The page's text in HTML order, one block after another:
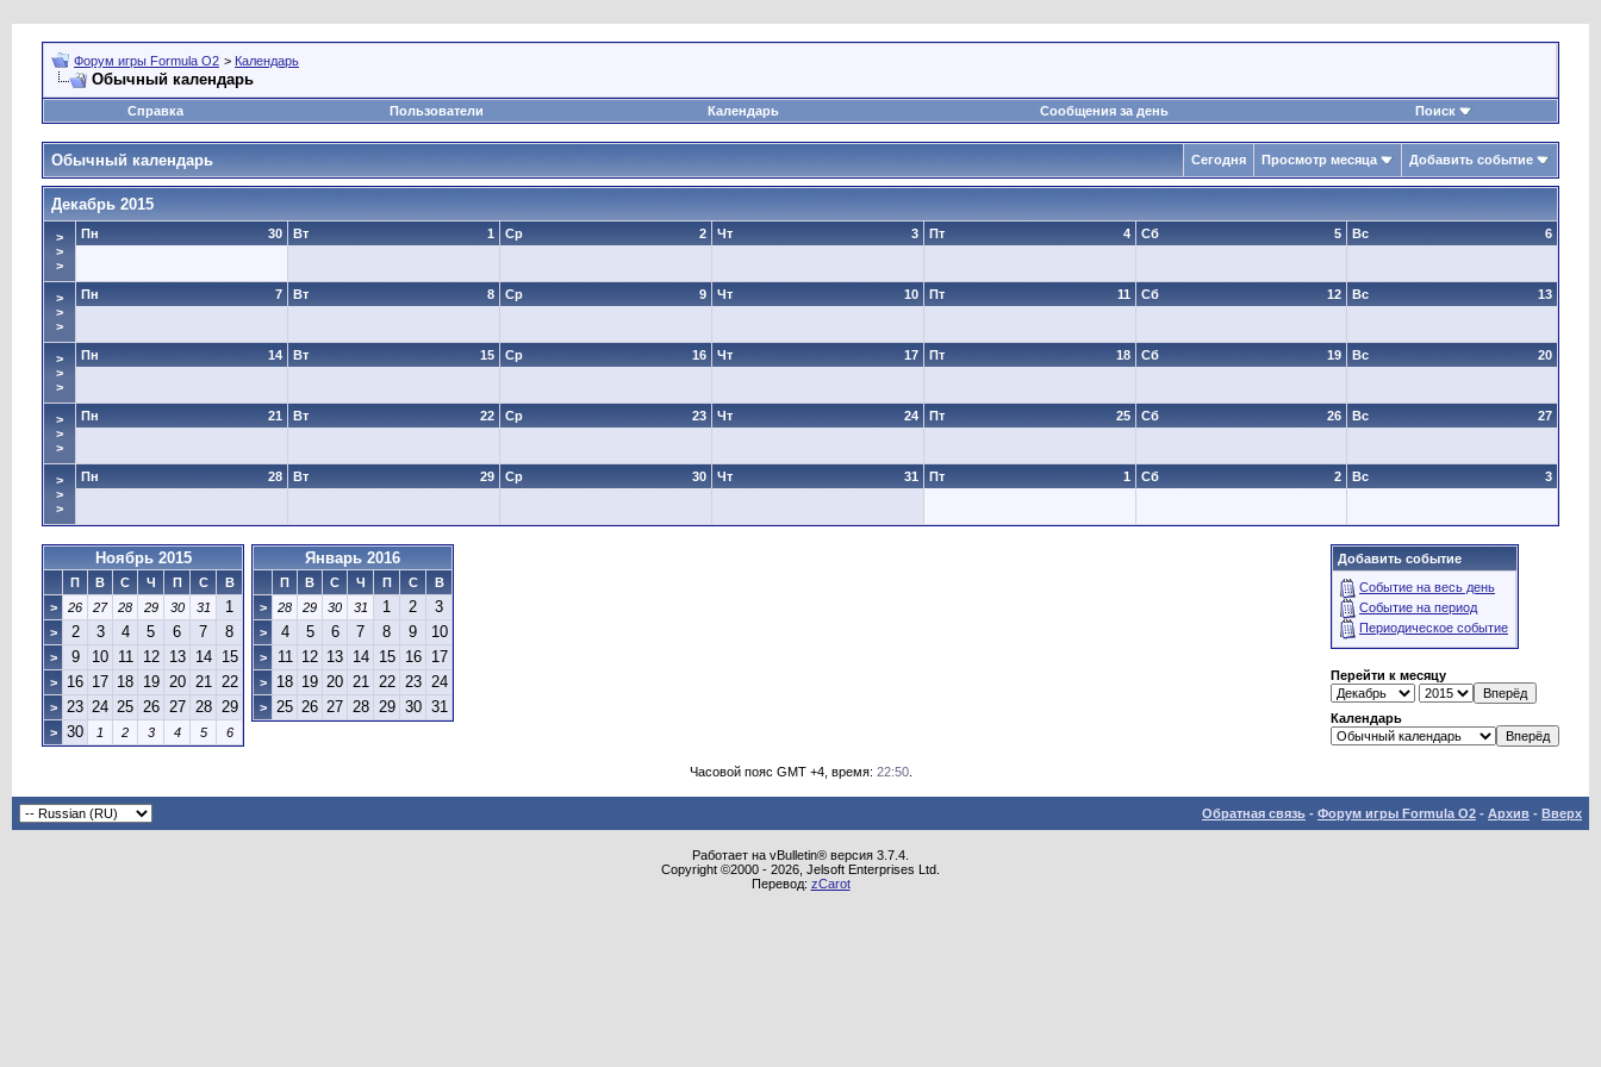
Форум игры Formula O2 > Календарь
Обычный календарь
Справка Пользователи Календарь Сообщения за день Поиск
Обычный календарь Сегодня Просмотр месяца Добавить событие
Декабрь 2015
>
>
>
30
Пн 1
Вт 2
Ср 3
Чт 4
Пт 5
Сб 6
Вс
>
>
>
7
Пн 8
Вт 9
Ср 10
Чт 11
Пт 12
Сб 13
Вс
>
>
>
14
Пн 15
Вт 16
Ср 17
Чт 18
Пт 19
Сб 20
Вс
>
>
>
21
Пн 22
Вт 23
Ср 24
Чт 25
Пт 26
Сб 27
Вс
>
>
>
28
Пн 29
Вт 30
Ср 31
Чт 1
Пт 2
Сб 3
Вс
Ноябрь 2015
П В С Ч П С
В
>
26 27 28 29 30 31 1
> 2 3 4 5 6 7 8
> 9 10 11 12 13 14 15
> 16 17 18 19 20 21 22
> 23 24 25 26 27 28 29
> 30 1 2 3 4 5 6
Январь 2016
П В С Ч П С
В
>
28 29 30 31 1 2 3
> 4 5 6 7 8 9 10
> 11 12 13 14 15 16 17
> 18 19 20 21 22 23 24
> 25 26 27 28 29 30 31
Добавить событие
Событие на весь день
Событие на период
Периодическое событие
Перейти к месяцу
Календарь
Часовой пояс GMT +4, время: 22:50.
Обратная связь - Форум игры Formula O2 - Архив - Вверх
Работает на vBulletin® версия 3.7.4.
Copyright ©2000 - 2026, Jelsoft Enterprises Ltd.
Перевод: zCarot